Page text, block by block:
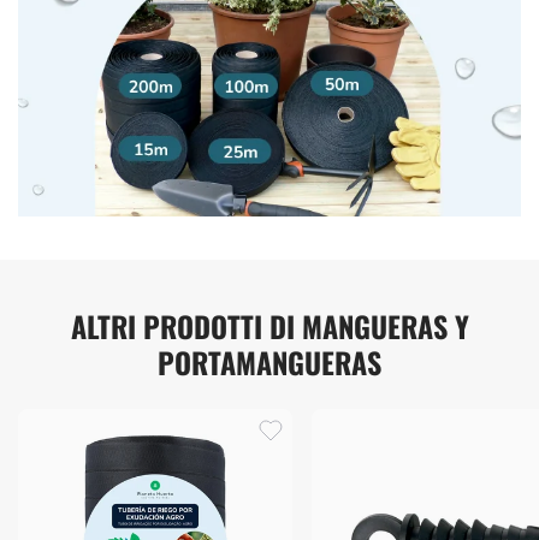
ALTRI PRODOTTI DI MANGUERAS Y
PORTAMANGUERAS